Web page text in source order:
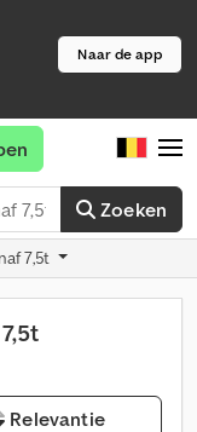
Naar de app
Zoeken
7,5t
Relevantie